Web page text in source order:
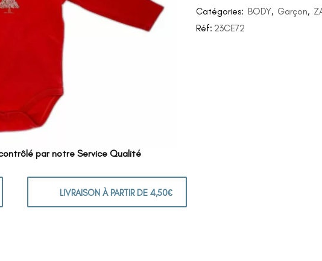
Catégories: BODY, Garçon,
Réf: 23CE72
par notre Service Qualité
LIVRAISON À PARTIR DE 4,50€